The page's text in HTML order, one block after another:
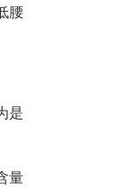
腰
是
量